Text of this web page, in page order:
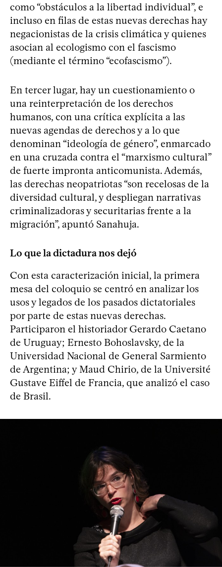
como “obstáculos a la libertad individual”, e
incluso en filas de estas nuevas derechas hay
negacionistas de la crisis climática y quienes
asocian al ecologismo con el fascismo
(mediante el término “ecofascismo”).
En tercer lugar, hay un cuestionamiento o
una reinterpretación de los derechos
humanos, con una crítica explícita a las
nuevas agendas de derechos y a lo que
denominan “ideología de género”, enmarcado
en una cruzada contra el “marxismo cultural”
de fuerte impronta anticomunista. Además,
las derechas neopatriotas “son recelosas de la
diversidad cultural, y despliegan narrativas
criminalizadoras y securitarias frente a la
migración”, apuntó Sanahuja.
Lo que la dictadura nos dejó
Con esta caracterización inicial, la primera
mesa del coloquio se centró en analizar los
usos y legados de los pasados dictatoriales
por parte de estas nuevas derechas.
Participaron el historiador Gerardo Caetano
de Uruguay; Ernesto Bohoslavsky, de la
Universidad Nacional de General Sarmiento
de Argentina; y Maud Chirio, de la Université
Gustave Eiffel de Francia, que analizó el caso
de Brasil.